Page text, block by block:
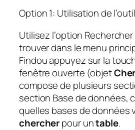
Option 1: Utilisation de
Utilisez l’option
trouver dans le menu
Findou appuyez sur la
fenêtre ouverte (objet
compose de plusieurs
section Base de données,
quelles bases de données
chercherpour untable.